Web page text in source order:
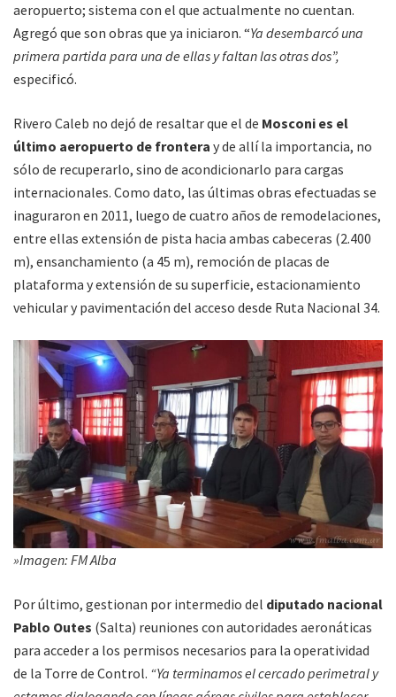
aeropuerto; sistema con el que actualmente no cuentan.
Agregó que son obras que ya iniciaron. “Ya desembarcó una
primera partida para una de ellas y faltan las otras dos”,
especificó.
Rivero Caleb no dejó de resaltar que el de Mosconi es el
último aeropuerto de frontera y de allí la importancia, no
sólo de recuperarlo, sino de acondicionarlo para cargas
internacionales. Como dato, las últimas obras efectuadas se
inaguraron en 2011, luego de cuatro años de remodelaciones,
entre ellas extensión de pista hacia ambas cabeceras (2.400
m), ensanchamiento (a 45 m), remoción de placas de
plataforma y extensión de su superficie, estacionamiento
vehicular y pavimentación del acceso desde Ruta Nacional 34.
»Imagen: FM Alba
Por último, gestionan por intermedio del diputado nacional
Pablo Outes (Salta) reuniones con autoridades aeronáticas
para acceder a los permisos necesarios para la operatividad
de la Torre de Control. “Ya terminamos el cercado perimetral y